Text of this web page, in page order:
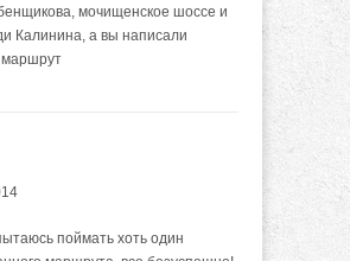
мочищенское шоссе и
Калинина, а вы написали
поймать хоть один